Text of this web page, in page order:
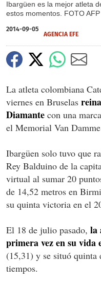
Ibargüen es la mejor atleta
estos momentos. FOTO AFP
2014-09-05
AGENCIA EFE
La atleta colombiana
viernes en Bruselas
Diamante con una
el Memorial Van
Ibargüen solo tuvo que
Rey Balduino de la
virtual al sumar 20
de 14,52 metros en
su quinta victoria en el
El 18 de julio pasado, la
primera vez en su vida
(15,31) y se situó quinta
tiempos.